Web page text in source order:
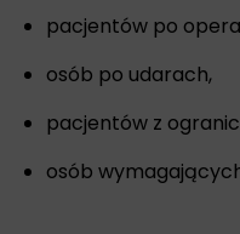
pacjentów po
osób po udarach,
pacjentów z
osób